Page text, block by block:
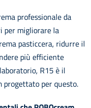
professionale da
per migliorare la
pasticcera, ridurre il
più efficiente
R15 è il
progettato per questo.